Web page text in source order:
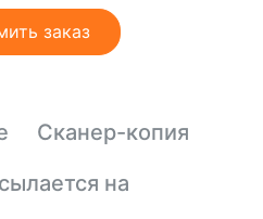
заказ
Сканер-копия
на